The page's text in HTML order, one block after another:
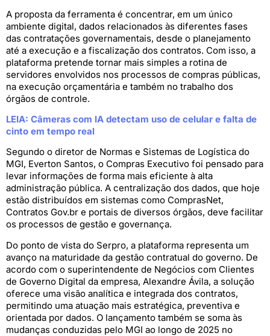
A proposta da ferramenta é concentrar, em um único
ambiente digital, dados relacionados às diferentes fases
das contratações governamentais, desde o planejamento
até a execução e a fiscalização dos contratos. Com isso, a
plataforma pretende tornar mais simples a rotina de
servidores envolvidos nos processos de compras públicas,
na execução orçamentária e também no trabalho dos
órgãos de controle.
LEIA: Câmeras com IA detectam uso de celular e falta de
cinto em tempo real
Segundo o diretor de Normas e Sistemas de Logística do
MGI, Everton Santos, o Compras Executivo foi pensado para
levar informações de forma mais eficiente à alta
administração pública. A centralização dos dados, que hoje
estão distribuídos em sistemas como ComprasNet,
Contratos Gov.br e portais de diversos órgãos, deve facilitar
os processos de gestão e governança.
Do ponto de vista do Serpro, a plataforma representa um
avanço na maturidade da gestão contratual do governo. De
acordo com o superintendente de Negócios com Clientes
de Governo Digital da empresa, Alexandre Ávila, a solução
oferece uma visão analítica e integrada dos contratos,
permitindo uma atuação mais estratégica, preventiva e
orientada por dados. O lançamento também se soma às
mudanças conduzidas pelo MGI ao longo de 2025 no